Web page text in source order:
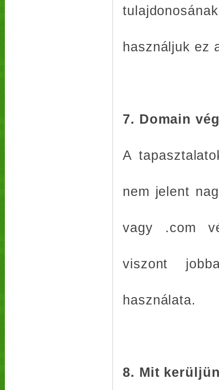
használjuk ez
7. Domain
A
nem jelent
vagy .com
viszont
használata.
8. Mit